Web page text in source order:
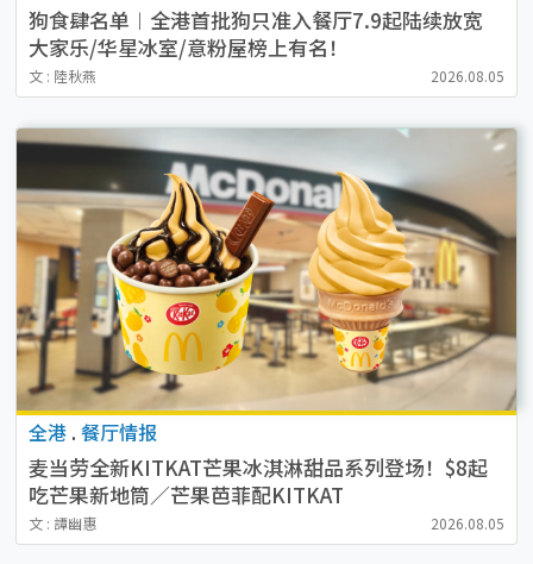
狗食肆名单︱全港首批狗只准入餐厅7.9起陆续放宽
大家乐/华星冰室/意粉屋榜上有名！
文 : 陸秋燕 2026.08.05
全港 . 餐厅情报
麦当劳全新KITKAT芒果冰淇淋甜品系列登场！$8起
吃芒果新地筒／芒果芭菲配KITKAT
文 : 譚幽惠 2026.08.05